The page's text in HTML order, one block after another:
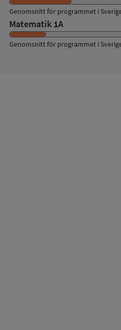
Genomsnitt för programmet i
Matematik 1A
Genomsnitt för programmet i